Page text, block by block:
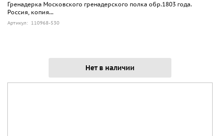
Гренадерка Московского гренадерского полка обр.1803 года.
Россия, копия...
Артикул: 110968-530
Нет в наличии